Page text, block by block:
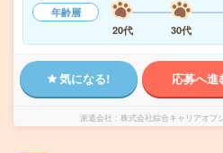
年齢層
20代
30代
気になる! 応募へ進
派遣会社 株式会社綜合キャリアオプ